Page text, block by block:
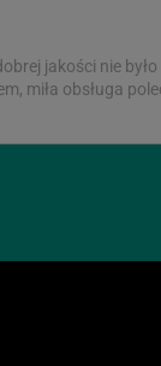
jakości nie
miła obsługa